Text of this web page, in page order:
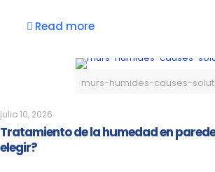
Read more
murs-humides-causes-
julio 10, 2026
Tratamiento de la humedad en
elegir?